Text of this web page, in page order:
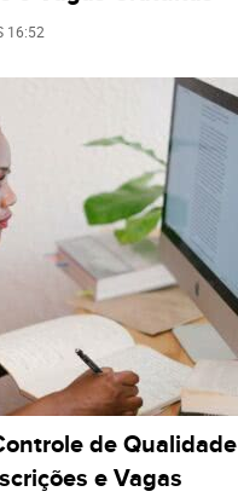
16:52
de Qualidade
e Vagas